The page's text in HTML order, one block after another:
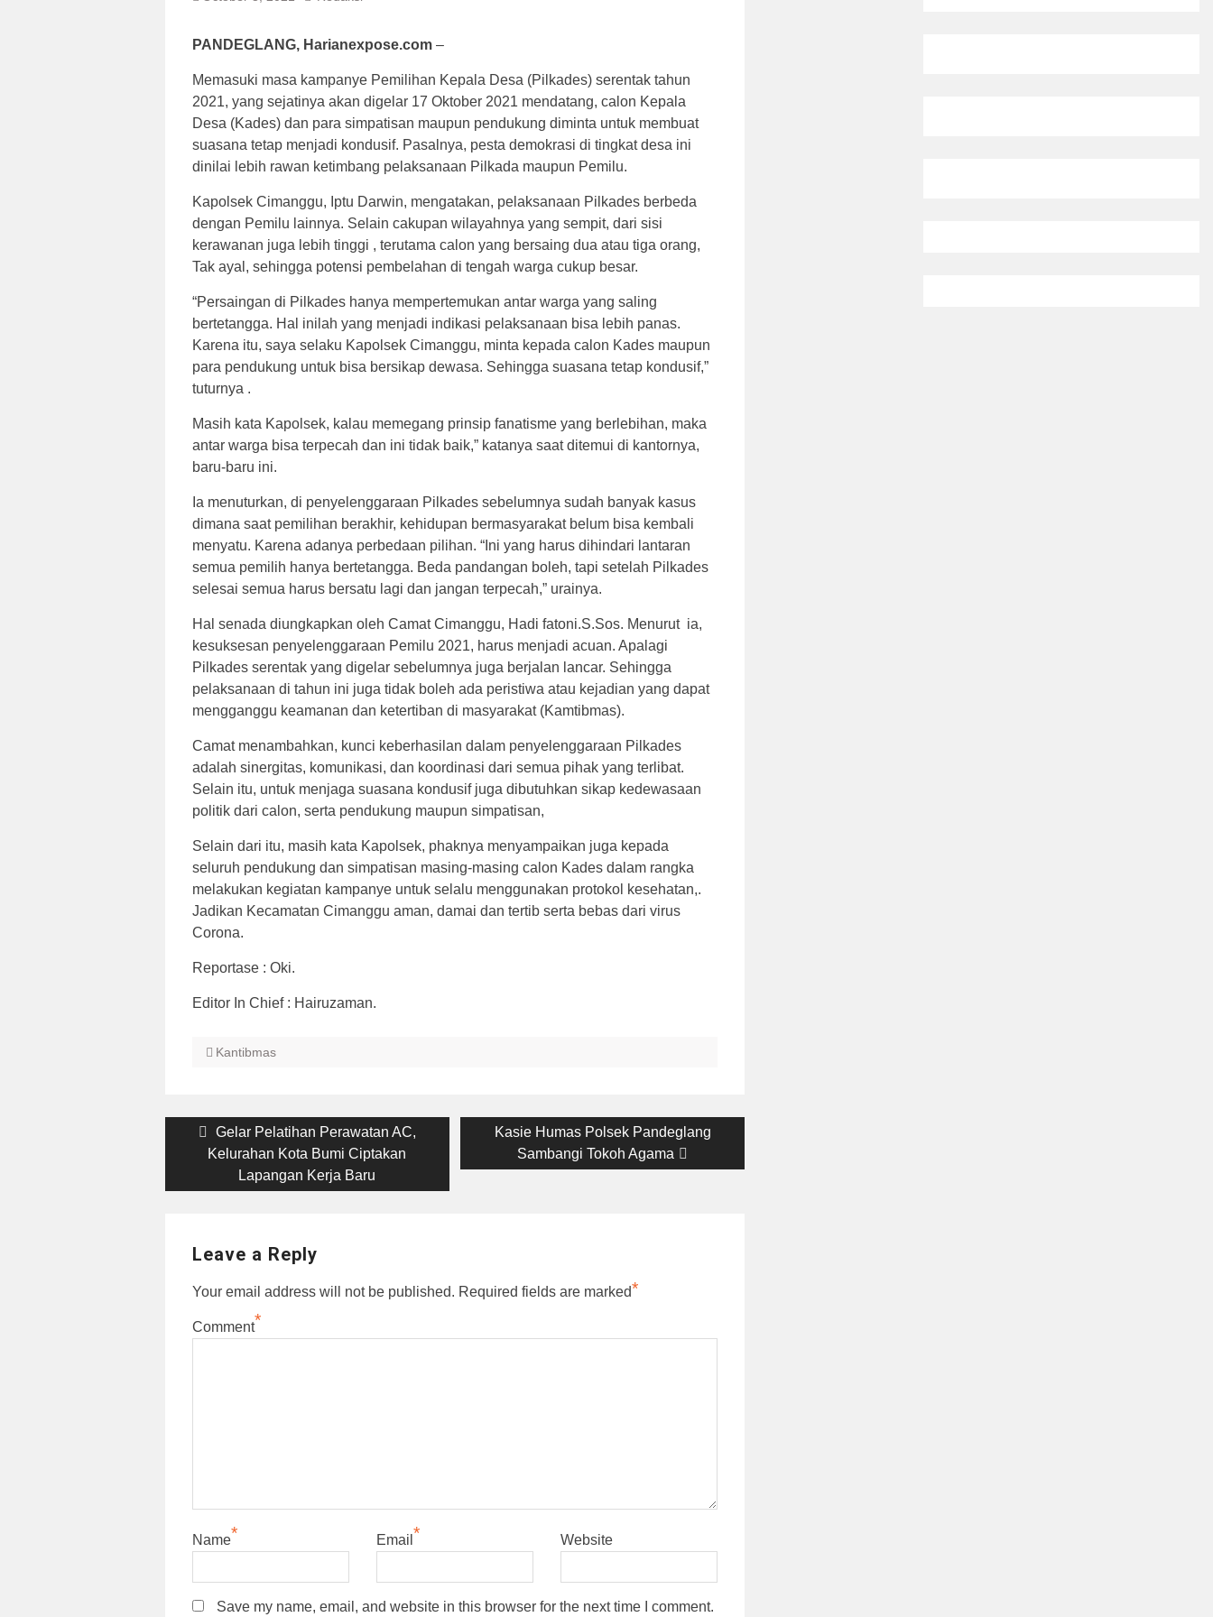
PANDEGLANG, Harianexpose.com –
Memasuki masa kampanye Pemilihan Kepala Desa (Pilkades) serentak tahun
2021, yang sejatinya akan digelar 17 Oktober 2021 mendatang, calon Kepala
Desa (Kades) dan para simpatisan maupun pendukung diminta untuk membuat
suasana tetap menjadi kondusif. Pasalnya, pesta demokrasi di tingkat desa ini
dinilai lebih rawan ketimbang pelaksanaan Pilkada maupun Pemilu.
Kapolsek Cimanggu, Iptu Darwin, mengatakan, pelaksanaan Pilkades berbeda
dengan Pemilu lainnya. Selain cakupan wilayahnya yang sempit, dari sisi
kerawanan juga lebih tinggi , terutama calon yang bersaing dua atau tiga orang,
Tak ayal, sehingga potensi pembelahan di tengah warga cukup besar.
“Persaingan di Pilkades hanya mempertemukan antar warga yang saling
bertetangga. Hal inilah yang menjadi indikasi pelaksanaan bisa lebih panas.
Karena itu, saya selaku Kapolsek Cimanggu, minta kepada calon Kades maupun
para pendukung untuk bisa bersikap dewasa. Sehingga suasana tetap kondusif,”
tuturnya .
Masih kata Kapolsek, kalau memegang prinsip fanatisme yang berlebihan, maka
antar warga bisa terpecah dan ini tidak baik,” katanya saat ditemui di kantornya,
baru-baru ini.
Ia menuturkan, di penyelenggaraan Pilkades sebelumnya sudah banyak kasus
dimana saat pemilihan berakhir, kehidupan bermasyarakat belum bisa kembali
menyatu. Karena adanya perbedaan pilihan. “Ini yang harus dihindari lantaran
semua pemilih hanya bertetangga. Beda pandangan boleh, tapi setelah Pilkades
selesai semua harus bersatu lagi dan jangan terpecah,” urainya.
Hal senada diungkapkan oleh Camat Cimanggu, Hadi fatoni.S.Sos. Menurut ia,
kesuksesan penyelenggaraan Pemilu 2021, harus menjadi acuan. Apalagi
Pilkades serentak yang digelar sebelumnya juga berjalan lancar. Sehingga
pelaksanaan di tahun ini juga tidak boleh ada peristiwa atau kejadian yang dapat
mengganggu keamanan dan ketertiban di masyarakat (Kamtibmas).
Camat menambahkan, kunci keberhasilan dalam penyelenggaraan Pilkades
adalah sinergitas, komunikasi, dan koordinasi dari semua pihak yang terlibat.
Selain itu, untuk menjaga suasana kondusif juga dibutuhkan sikap kedewasaan
politik dari calon, serta pendukung maupun simpatisan,
Selain dari itu, masih kata Kapolsek, phaknya menyampaikan juga kepada
seluruh pendukung dan simpatisan masing-masing calon Kades dalam rangka
melakukan kegiatan kampanye untuk selalu menggunakan protokol kesehatan,.
Jadikan Kecamatan Cimanggu aman, damai dan tertib serta bebas dari virus
Corona.
Reportase : Oki.
Editor In Chief : Hairuzaman.
Kantibmas
Post
navigation
Previous
post:
Gelar Pelatihan Perawatan AC,
Kelurahan Kota Bumi Ciptakan
Lapangan Kerja Baru
Next
post:
Kasie Humas Polsek Pandeglang
Sambangi Tokoh Agama
Leave a Reply
Your email address will not be published. Required fields are marked*
Comment*
Name* Email * Website
Save my name, email, and website in this browser for the next time I comment.